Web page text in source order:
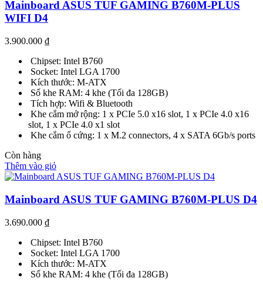
Mainboard ASUS TUF GAMING B760M-PLUS
WIFI D4
3.900.000 ₫
Chipset: Intel B760
Socket: Intel LGA 1700
Kích thước: M-ATX
Số khe RAM: 4 khe (Tối đa 128GB)
Tích hợp: Wifi & Bluetooth
Khe cắm mở rộng: 1 x PCIe 5.0 x16 slot, 1 x PCIe 4.0 x16
slot, 1 x PCIe 4.0 x1 slot
Khe cắm ổ cứng: 1 x M.2 connectors, 4 x SATA 6Gb/s ports
Còn hàng
Thêm vào giỏ
Mainboard ASUS TUF GAMING B760M-PLUS D4
3.690.000 ₫
Chipset: Intel B760
Socket: Intel LGA 1700
Kích thước: M-ATX
Số khe RAM: 4 khe (Tối đa 128GB)